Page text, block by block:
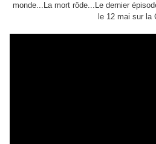
monde...La mort rôde...Le dernier
le 12 mai sur la